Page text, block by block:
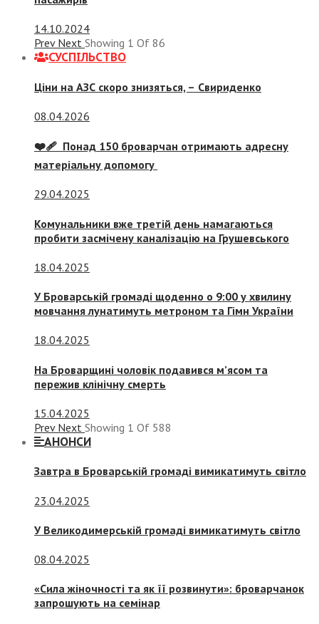
14.10.2024
Prev Next Showing 1 Of 86
СУСПIЛЬСТВО
Ціни на АЗС скоро знизяться, – Свириденко
08.04.2026
❤️‍🩹 Понад 150 броварчан отримають адресну
матеріальну допомогу
29.04.2025
Комунальники вже третій день намагаються
пробити засмічену каналізацію на Грушевського
18.04.2025
У Броварській громаді щоденно о 9:00 у хвилину
мовчання лунатимуть метроном та Гімн України
18.04.2025
На Броварщині чоловік подавився м’ясом та
пережив клінічну смерть
15.04.2025
Prev Next Showing 1 Of 588
АНОНСИ
Завтра в Броварській громаді вимикатимуть світло
23.04.2025
У Великодимерській громаді вимикатимуть світло
08.04.2025
«Сила жіночності та як її розвинути»: броварчанок
запрошують на семінар